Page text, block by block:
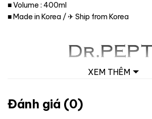
■ Volume : 400ml
■ Made in Korea / ✈ Ship from Korea
XEM THÊM
Đánh giá (0)